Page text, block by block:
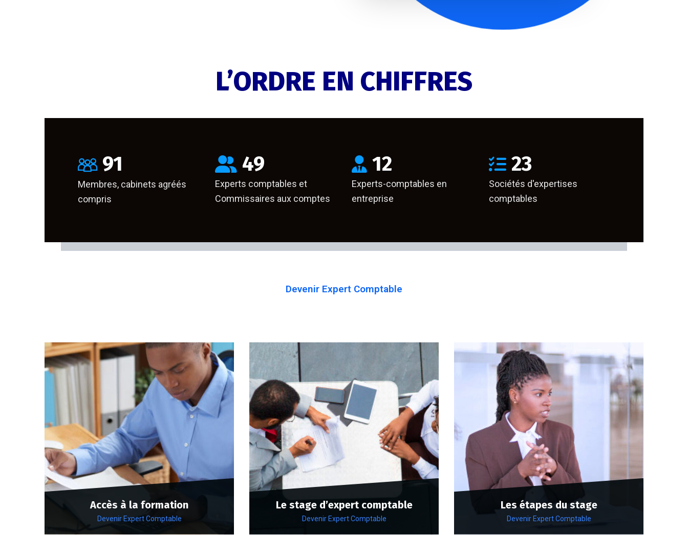
L’ORDRE EN CHIFFRES
91
Membres, cabinets agréés
compris
49
Experts comptables et
Commissaires aux comptes
12
Experts-comptables en
entreprise
23
Sociétés d'expertises
comptables
Devenir Expert Comptable
Accès à la formation
Devenir Expert Comptable
Le stage d’expert comptable
Devenir Expert Comptable
Les étapes du stage
Devenir Expert Comptable